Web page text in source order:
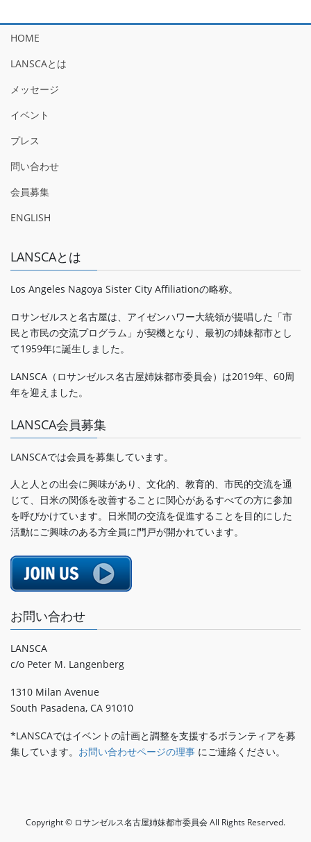
HOME
LANSCAとは
メッセージ
イベント
プレス
問い合わせ
会員募集
ENGLISH
LANSCAとは
Los Angeles Nagoya Sister City Affiliationの略称。
ロサンゼルスと名古屋は、アイゼンハワー大統領が提唱した「市
民と市民の交流プログラム」が契機となり、最初の姉妹都市とし
て1959年に誕生しました。
LANSCA（ロサンゼルス名古屋姉妹都市委員会）は2019年、60周
年を迎えました。
LANSCA会員募集
LANSCAでは会員を募集しています。
人と人との出会に興味があり、文化的、教育的、市民的交流を通
じて、日米の関係を改善することに関心があるすべての方に参加
を呼びかけています。日米間の交流を促進することを目的にした
活動にご興味のある方全員に門戸が開かれています。
お問い合わせ
LANSCA
c/o Peter M. Langenberg
1310 Milan Avenue
South Pasadena, CA 91010
*LANSCAではイベントの計画と調整を支援するボランティアを募
集しています。 お問い合わせページの理事 にご連絡ください。
Copyright © ロサンゼルス名古屋姉妹都市委員会 All Rights Reserved.